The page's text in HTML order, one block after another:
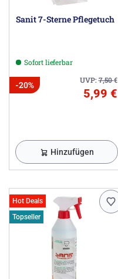
Sanit 7-Sterne Pflegetuch
Sofort lieferbar
UVP:7,50€
-20%
5,99 €
Hinzufügen
Hot Deals
Topseller